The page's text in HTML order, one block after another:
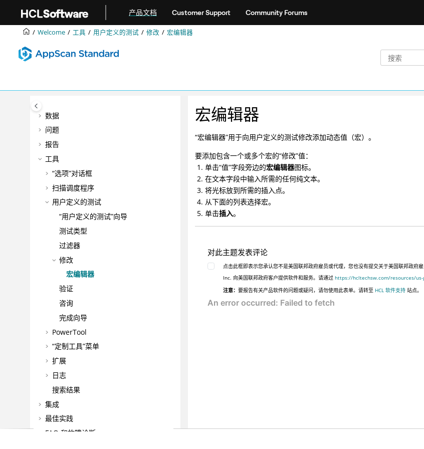
产品文档 Customer Support Community Forums
Welcome 工具 用户定义的测试 修改 宏编辑器
欢迎
配置
数据
问题
报告
工具
“选项”对话框
扫描调度程序
用户定义的测试
“用户定义的测试”向导
测试类型
过滤器
修改
宏编辑器
验证
咨询
完成向导
PowerTool
“定制工具”菜单
扩展
日志
搜索结果
集成
最佳实践
FAQ 和故障诊断
宏编辑器
“宏编辑器”用于向用户定义的测试修改添加动态值（宏）。
要添加包含一个或多个宏的“修改”值：
单击“值”字段旁边的宏编辑器图标。
在文本字段中输入所需的任何纯文本。
将光标放到所需的插入点。
从下面的列表选择宏。
单击插入。
对此主题发表评论
点击此框即表示您承认您不是美国联邦政府雇员或代理，您也没有提交关于美国联邦政
Inc. 向美国联邦政府客户提供软件和服务。请通过https://hcltechsw.com/resources/
注意：要报告有关产品软件的问题或疑问，请勿使用此表单。请转至 HCL 软件支持 站点。